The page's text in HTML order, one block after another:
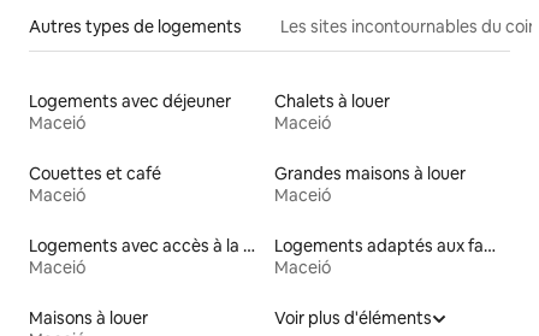
Autres types de logements Les sites incontournables du coin
Logements avec déjeuner
Maceió
Chalets à louer
Maceió
Couettes et café
Maceió
Grandes maisons à louer
Maceió
Logements avec accès à la plage
Maceió
Logements adaptés aux familles à louer
Maceió
Maisons à louer
Voir plus d'éléments